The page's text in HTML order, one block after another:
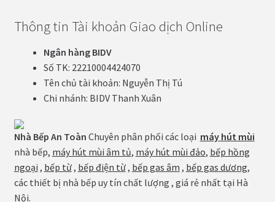
Thông tin Tài khoản Giao dịch Online
Ngân hàng BIDV
Số TK: 22210004424070
Tên chủ tài khoản: Nguyễn Thị Tú
Chi nhánh: BIDV Thanh Xuân
Nhà Bếp An Toàn Chuyên phân phối các loại máy hút mùi
nhà bếp, máy hút mùi âm tủ, máy hút mùi đảo, bếp hồng
ngoại , bếp từ, bếp điện từ, bếp gas âm , bếp gas dương,
các thiết bị nhà bếp uy tín chất lượng , giá rẻ nhất tại Hà
Nội.